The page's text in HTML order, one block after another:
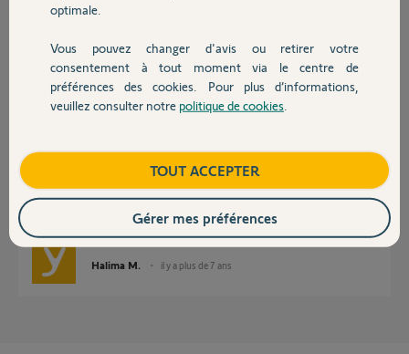
Devis avec un pro
Contact
Réponses
Bonjour Teddy,
Votre installateur peut vous trouver avec le SN1 de votre centrale et
débloquer la situation.
pour de raisons évidentes de sécurité.
Halima M. il y a plus de 7 ans
optimale.
Vous pouvez changer d'avis ou retirer votre
consentement à tout moment via le centre de
préférences des cookies. Pour plus d’informations,
veuillez consulter notre politique de cookies
TOUT ACCEPTER
Gérer mes préférences